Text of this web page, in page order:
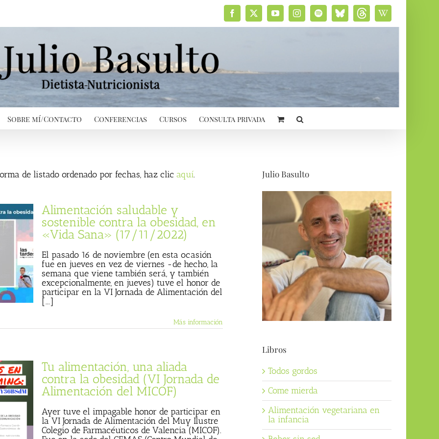
Facebook
X YouTubeInstagramSpotifyBluesky
social
ThreadsWikipedia
Sobre mí/Contacto Conferencias Cursos Consulta privada
de listado ordenado por fechas, haz clic aquí.
Alimentación saludable y
sostenible contra la obesidad, en
«Vida Sana» (17/11/2022)
El pasado 16 de noviembre (en esta ocasión
fue en jueves en vez de viernes -de hecho, la
semana que viene también será, y también
excepcionalmente, en jueves) tuve el honor de
participar en la VI Jornada de Alimentación del
[...]
Más información
Tu alimentación, una aliada
contra la obesidad (VI Jornada de
Alimentación del MICOF)
Ayer tuve el impagable honor de participar en
la VI Jornada de Alimentación del Muy Ilustre
Colegio de Farmacéuticos de Valencia (MICOF).
Julio Basulto
Libros
Todos gordos
Come mierda
Alimentación vegetariana en
la infancia